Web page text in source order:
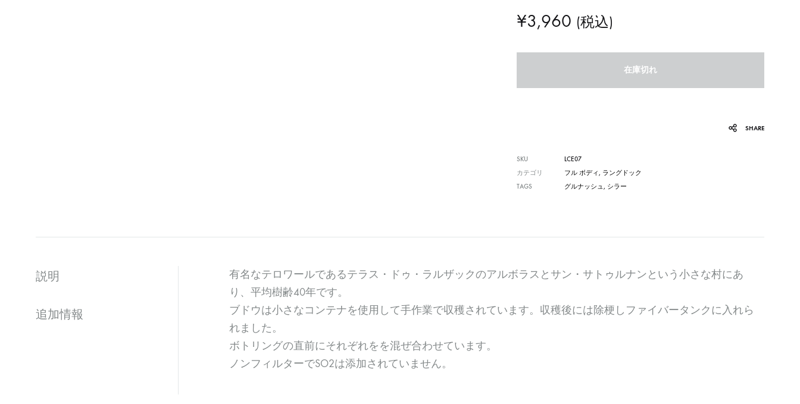
¥3,960 (税込)
在庫切れ
SHARE
SKU
LCE07
カテゴリ
フル ボディ, ラングドック
TAGS
グルナッシュ, シラー
説明
追加情報
有名なテロワールであるテラス・ドゥ・ラルザックのアルボラスとサン・サトゥルナンという小さな村にあ
り、平均樹齢40年です。
ブドウは小さなコンテナを使用して手作業で収穫されています。収穫後には除梗しファイバータンクに入れら
れました。
ボトリングの直前にそれぞれをを混ぜ合わせています。
ノンフィルターでSO2は添加されていません。